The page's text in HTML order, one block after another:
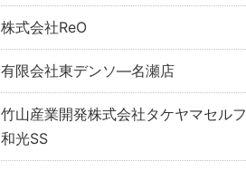
株式会社ReO
有限会社東デンソ―名瀬店
竹山産業開発株式会社タケヤマセルフ
和光SS